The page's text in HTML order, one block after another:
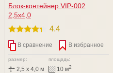
Блок-контейнер VIP-002
2,5х4,0
4.4
В сравнение В избранное
размер:
2,5 x 4,0 м
площадь:
10 м2